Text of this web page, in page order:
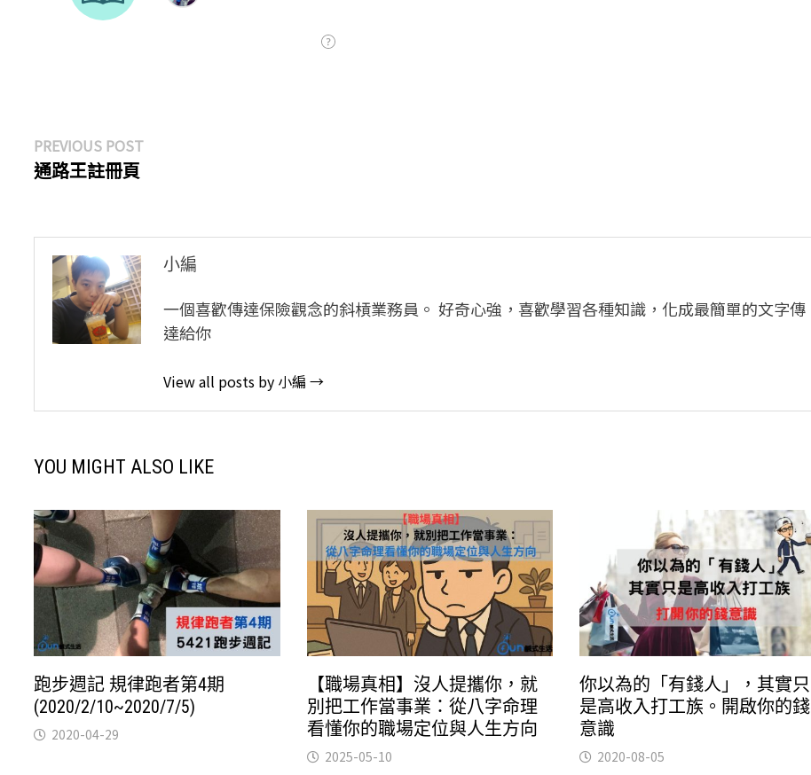
文
章
覽
PREVIOUS POSTPrevious
通路王註冊頁
小編
一個喜歡傳達保險觀念的斜槓業務員。 好奇心強，喜歡學習各種知識，化成最簡單的文字傳
達給你
View all posts by 小編 →
YOU MIGHT ALSO LIKE
跑步週記 規律跑者第4期
(2020/2/10~2020/7/5)
2020-04-29
【職場真相】沒人提攜你，就
別把工作當事業：從八字命理
看懂你的職場定位與人生方向
2025-05-10
你以為的「有錢人」，其實只
是高收入打工族。開啟你的錢
意識
2020-08-05